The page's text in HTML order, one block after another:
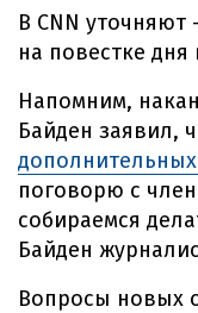
В CNN уточняют
на повестке дня
Напомним,
Байден заявил,
поговорю с
собираемся
Байден
Вопросы новых